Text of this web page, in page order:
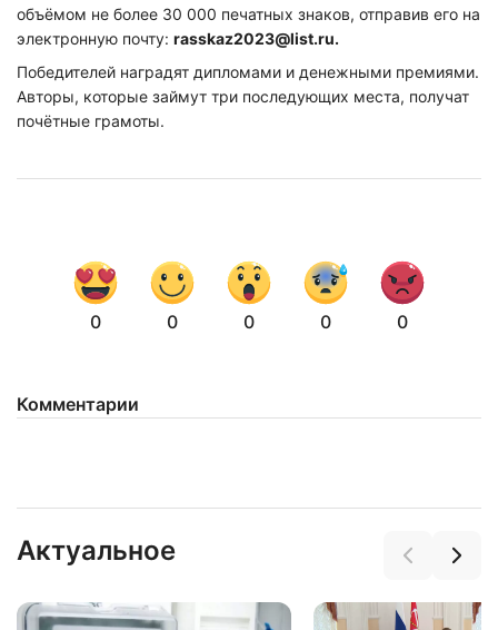
объёмом не более 30 000 печатных знаков, отправив его на
электронную почту: rasskaz2023@list.ru.
Победителей наградят дипломами и денежными премиями.
Авторы, которые займут три последующих места, получат
почётные грамоты.
0 0 0 0 0
Комментарии
Актуальное